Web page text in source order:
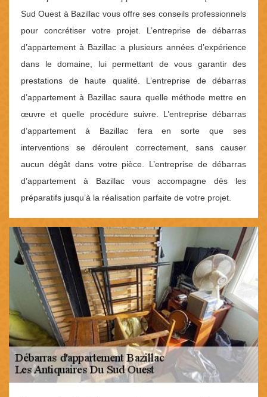
Sud Ouest à Bazillac vous offre ses conseils professionnels
pour concrétiser votre projet. L’entreprise de débarras
d’appartement à Bazillac a plusieurs années d’expérience
dans le domaine, lui permettant de vous garantir des
prestations de haute qualité. L’entreprise de débarras
d’appartement à Bazillac saura quelle méthode mettre en
œuvre et quelle procédure suivre. L’entreprise débarras
d’appartement à Bazillac fera en sorte que ses
interventions se déroulent correctement, sans causer
aucun dégât dans votre pièce. L’entreprise de débarras
d’appartement à Bazillac vous accompagne dès les
préparatifs jusqu’à la réalisation parfaite de votre projet.